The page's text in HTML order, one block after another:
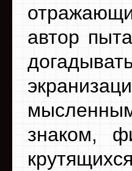
автор
знаком,